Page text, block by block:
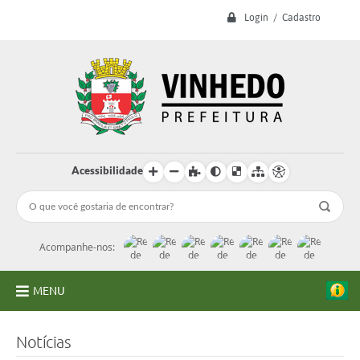
Login / Cadastro
Acessibilidade
Acompanhe-nos:
MENU
Notícias